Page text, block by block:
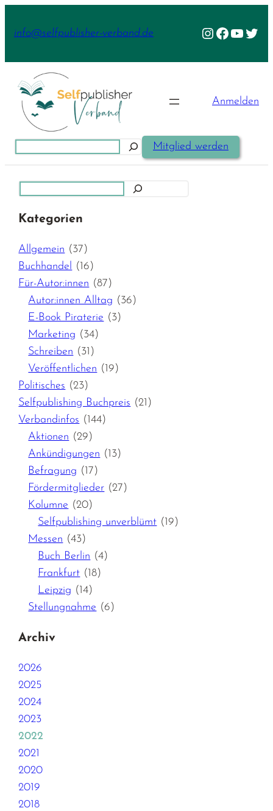
Inhalt
info@selfpublisher-verband.de Instagram
Facebook
Anmelden
Mitglied werden
Kategorien
Allgemein (37)
Buchhandel
(16)
Für-Autor:innen (87)
Autor:innen Alltag (36)
E-Book Piraterie (3)
Marketing (34)
Schreiben (31)
Veröffentlichen (19)
Politisches (23)
Selfpublishing Buchpreis (21)
Verbandinfos (144)
Aktionen (29)
Ankündigungen (13)
Befragung (17)
Fördermitglieder (27)
Kolumne (20)
Selfpublishing unverblümt (19)
Messen (43)
Buch Berlin (4)
Frankfurt (18)
Leipzig (14)
Stellungnahme (6)
Archiv
2026
2025
2024
2023
2022
2021
2020
2019
2018